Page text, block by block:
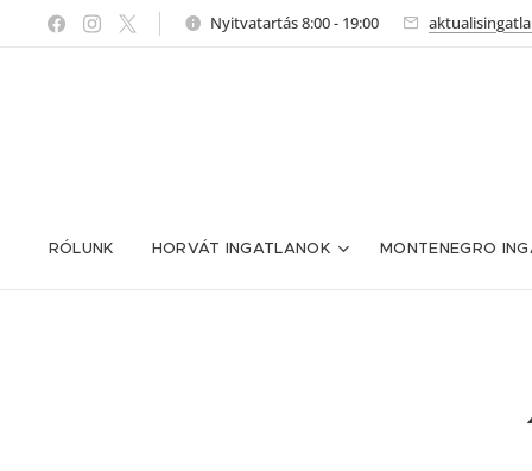
Nyitvatartás 8:00 - 19:00
RÓLUNK HORVÁT INGATLANOK MONTENEGRO